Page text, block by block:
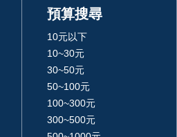
預算搜尋
10元以下
10~30元
30~50元
50~100元
100~300元
300~500元